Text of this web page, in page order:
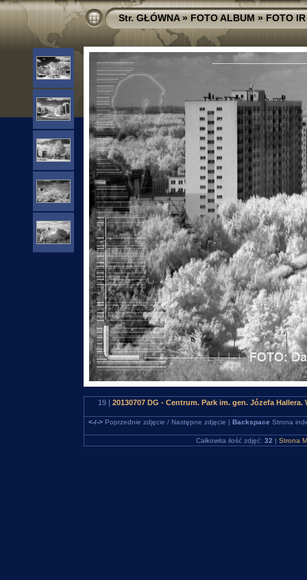
Str. GŁÓWNA»FOTO ALBUM»FOTO IR
19 | 20130707 DG - Centrum. Park im. gen. Józefa
<-/->Poprzednie zdjęcie / Następne zdjęcie | Backspace Strona
Całkowita ilość zdjęć: 32 | Strona